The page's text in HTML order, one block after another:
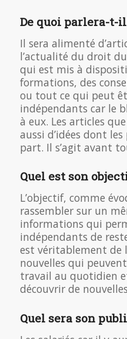
De quoi parlera-t-il
Il sera alimenté
l’actualité du droit
qui est mis à
formations, des
ou tout ce qui peut
indépendants car le
à eux. Les articles
aussi d’idées dont
part. Il s’agit avant
Quel est son
L’objectif, comme
rassembler sur un
informations qui
indépendants de
est véritablement de
nouvelles qui
travail au quotidien
découvrir de
Quel sera son